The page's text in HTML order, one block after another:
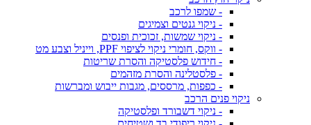
- שמפו לרכב
- ניקוי גנטים וצמיגים
- ניקוי שמשות, זכוכית ופנסים
- ווקס, חומרי ניקוי לציפוי PPF, וייניל וצבע מט
- חידוש פלסטיקה והסרת שריטות
- פלסטלינה והסרת מזהמים
- כפפות, מרססים, מגבות ייבוש ומברשות
ניקוי פנים הרכב
- ניקוי דשבורד ופלסטיקה